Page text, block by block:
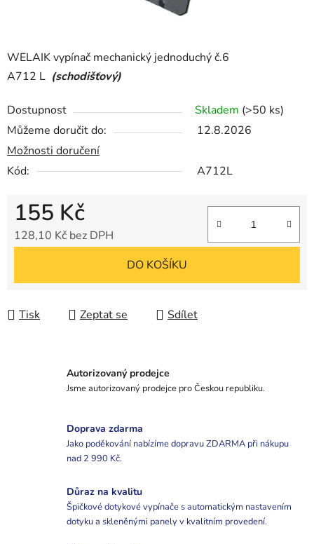
WELAIK vypínač mechanický jednoduchý č.6
A712 L (schodišťový)
Dostupnost Skladem (>50 ks)
Můžeme doručit do:
12.8.2026
Možnosti doručení
Kód:
A712L
155 Kč
128,10 Kč bez DPH
DO KOŠÍKU
Tisk Zeptat se Sdílet
Autorizovaný prodejce
Jsme autorizovaný prodejce pro Českou republiku.
Doprava zdarma
Jako poděkování nabízíme dopravu ZDARMA při nákupu
nad 2 990 Kč.
Důraz na kvalitu
Špičkové dotykové vypínače s automatickým nastavením
dotyku a skleněnými panely v kvalitním provedení.